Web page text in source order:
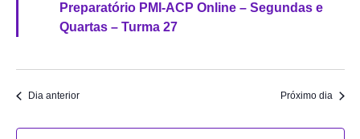
Preparatório PMI-ACP Online – Segundas e
Quartas – Turma 27
Dia anterior Próximo dia